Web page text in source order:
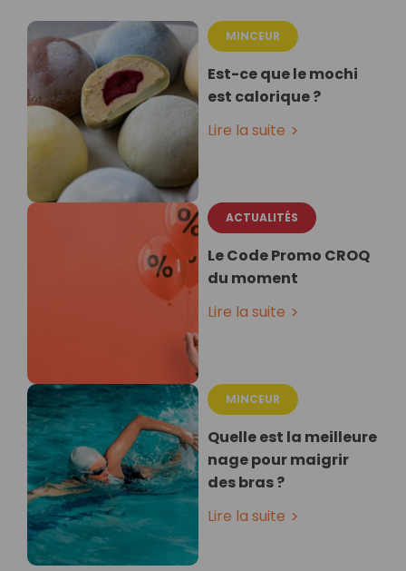
MINCEUR
Est-ce que le mochi
est calorique ?
Lire la suite
ACTUALITÉS
Le Code Promo CROQ
du moment
Lire la suite
MINCEUR
Quelle est la meilleure
nage pour maigrir
des bras ?
Lire la suite